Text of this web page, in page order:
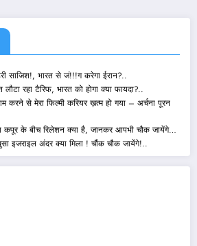
साजिश!, भारत से जं!!!ग करेगा ईरान?..
रहा टैरिफ, भारत को होगा क्या फायदा?..
करने से मेरा फिल्मी करियर ख़त्म हो गया – अर्चना पूरन
कपूर के बीच रिलेशन क्या है, जानकर आपभी चौक जायेंगे…
इजराइल अंदर क्या मिला ! चौंक चौक जायेंगे!..